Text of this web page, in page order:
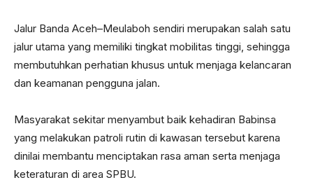
Jalur Banda Aceh–Meulaboh sendiri merupakan salah satu
jalur utama yang memiliki tingkat mobilitas tinggi, sehingga
membutuhkan perhatian khusus untuk menjaga kelancaran
dan keamanan pengguna jalan.
Masyarakat sekitar menyambut baik kehadiran Babinsa
yang melakukan patroli rutin di kawasan tersebut karena
dinilai membantu menciptakan rasa aman serta menjaga
keteraturan di area SPBU.